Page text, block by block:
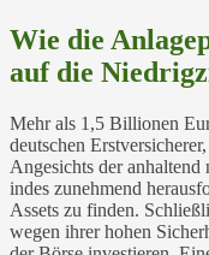
Wie die
auf die
Mehr als 1,5 Billionen
deutschen
Angesichts der
indes zunehmend
Assets zu finden.
wegen ihrer hohen